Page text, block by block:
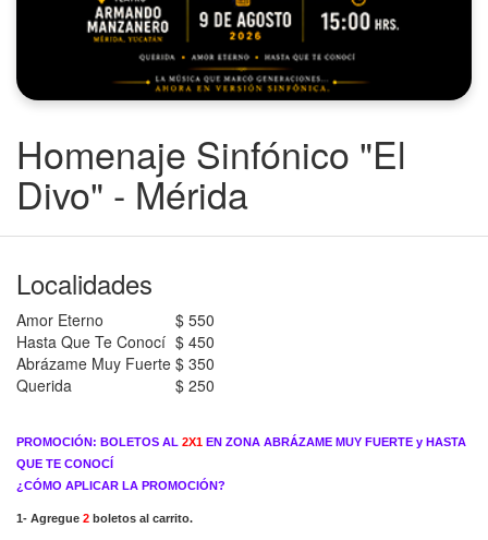
Homenaje Sinfónico "El
Divo" - Mérida
Localidades
Amor Eterno
$ 550
Hasta Que Te Conocí $ 450
Abrázame Muy Fuerte $ 350
Querida
$ 250
PROMOCIÓN: BOLETOS AL 2X1 EN ZONA ABRÁZAME MUY FUERTE y HASTA
QUE TE CONOCÍ
¿CÓMO APLICAR LA PROMOCIÓN?
1- Agregue 2 boletos al carrito.